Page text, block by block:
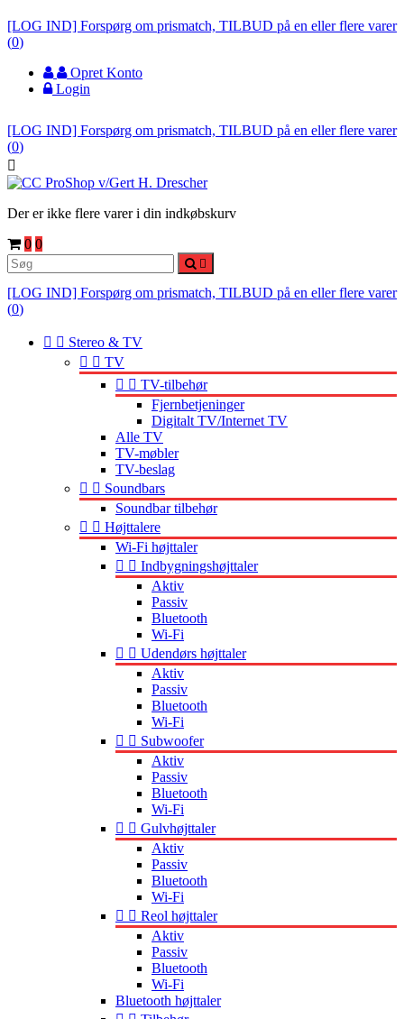
[LOG IND] Forspørg om prismatch, TILBUD på en eller flere varer
(0)
Opret Konto
Login
[LOG IND] Forspørg om prismatch, TILBUD på en eller flere varer
(0)

Der er ikke flere varer i din indkøbskurv
0 0

[LOG IND] Forspørg om prismatch, TILBUD på en eller flere varer
(0)
  Stereo & TV
  TV
  TV-tilbehør
Fjernbetjeninger
Digitalt TV/Internet TV
Alle TV
TV-møbler
TV-beslag
  Soundbars
Soundbar tilbehør
  Højttalere
Wi-Fi højttaler
  Indbygningshøjttaler
Aktiv
Passiv
Bluetooth
Wi-Fi
  Udendørs højttaler
Aktiv
Passiv
Bluetooth
Wi-Fi
  Subwoofer
Aktiv
Passiv
Bluetooth
Wi-Fi
  Gulvhøjttaler
Aktiv
Passiv
Bluetooth
Wi-Fi
  Reol højttaler
Aktiv
Passiv
Bluetooth
Wi-Fi
Bluetooth højttaler